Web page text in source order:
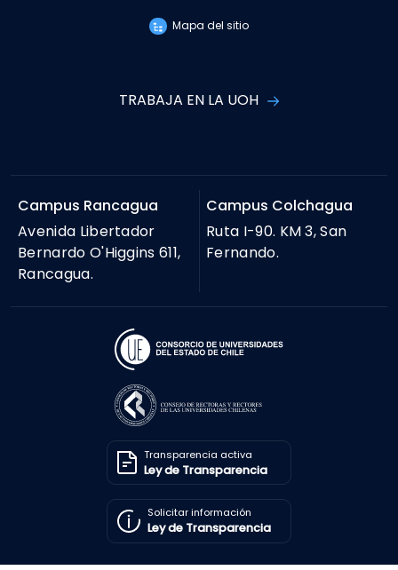
Mapa del sitio
TRABAJA EN LA UOH
Campus Rancagua
Avenida Libertador
Bernardo O'Higgins 611,
Rancagua.
Campus Colchagua
Ruta I-90. KM 3, San
Fernando.
Transparencia activa
Ley de Transparencia
Solicitar información
Ley de Transparencia